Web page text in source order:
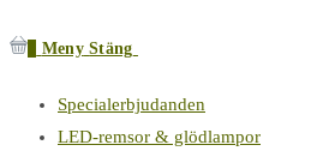
Meny Stäng
Specialerbjudanden
LED-remsor & glödlampor